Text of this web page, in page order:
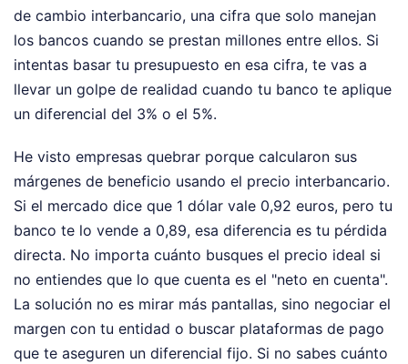
de cambio interbancario, una cifra que solo manejan
los bancos cuando se prestan millones entre ellos. Si
intentas basar tu presupuesto en esa cifra, te vas a
llevar un golpe de realidad cuando tu banco te aplique
un diferencial del 3% o el 5%.
He visto empresas quebrar porque calcularon sus
márgenes de beneficio usando el precio interbancario.
Si el mercado dice que 1 dólar vale 0,92 euros, pero tu
banco te lo vende a 0,89, esa diferencia es tu pérdida
directa. No importa cuánto busques el precio ideal si
no entiendes que lo que cuenta es el "neto en cuenta".
La solución no es mirar más pantallas, sino negociar el
margen con tu entidad o buscar plataformas de pago
que te aseguren un diferencial fijo. Si no sabes cuánto